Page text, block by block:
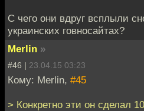
С чего они вдруг всплыли
украинских говносайтах?
Merlin »
#46 | 23.04.15 03:23
Кому: Merlin, #45
> Конкретно эти он сделал